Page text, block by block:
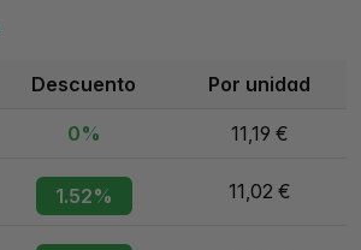
Descuento Por unidad
0% 11,19 €
1.52% 11,02 €